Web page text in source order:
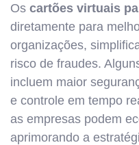
Os cartões virtuais
diretamente para
organizações,
risco de fraudes.
incluem maior
e controle em tempo
as empresas podem
aprimorando a